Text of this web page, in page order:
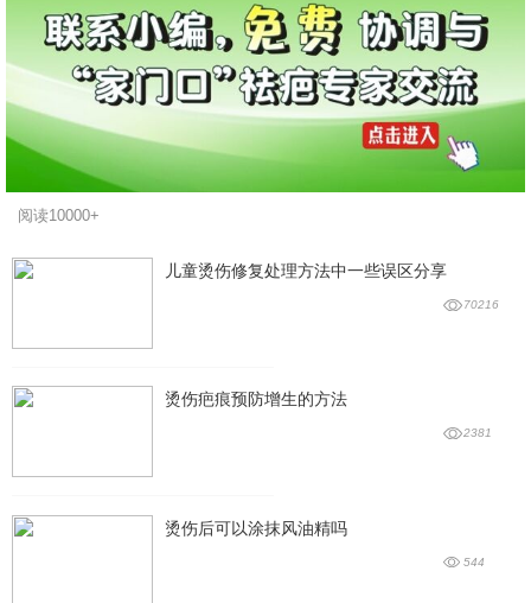
阅读10000+
儿童烫伤修复处理方法中一些误区分享
70216
烫伤疤痕预防增生的方法
2381
烫伤后可以涂抹风油精吗
544